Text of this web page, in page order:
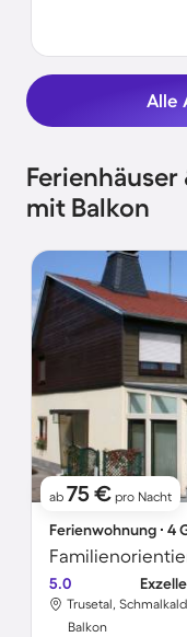
Alle
mit Balkon
ab 75 € pro Nacht
Ferienwohnung ∙ 4
5.0
Trusetal,
Balkon